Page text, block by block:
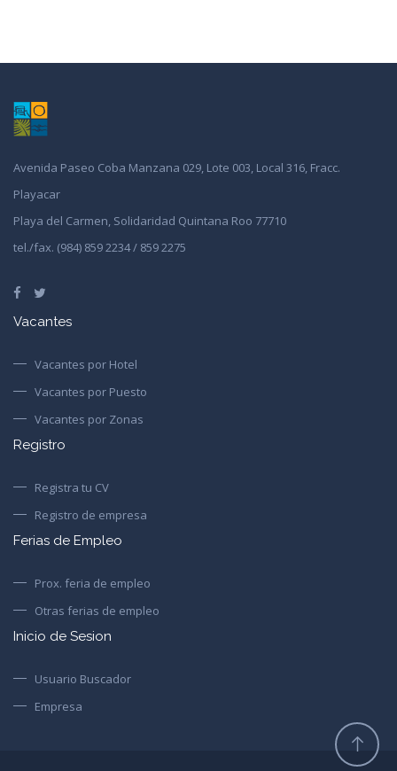
Avenida Paseo Coba Manzana 029, Lote 003, Local 316, Fracc.
Playacar
Playa del Carmen, Solidaridad Quintana Roo 77710
tel./fax. (984) 859 2234 / 859 2275
Vacantes
Vacantes por Hotel
Vacantes por Puesto
Vacantes por Zonas
Registro
Registra tu CV
Registro de empresa
Ferias de Empleo
Prox. feria de empleo
Otras ferias de empleo
Inicio de Sesion
Usuario Buscador
Empresa